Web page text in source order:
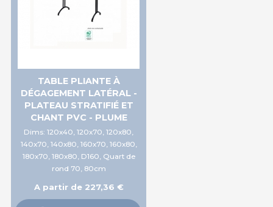
TABLE PLIANTE À
DÉGAGEMENT LATÉRAL -
PLATEAU STRATIFIÉ ET
CHANT PVC - PLUME
Dims: 120x40, 120x70, 120x80,
140x70, 140x80, 160x70, 160x80,
180x70, 180x80, D160, Quart de
rond 70, 80cm
A partir de 227,36 €